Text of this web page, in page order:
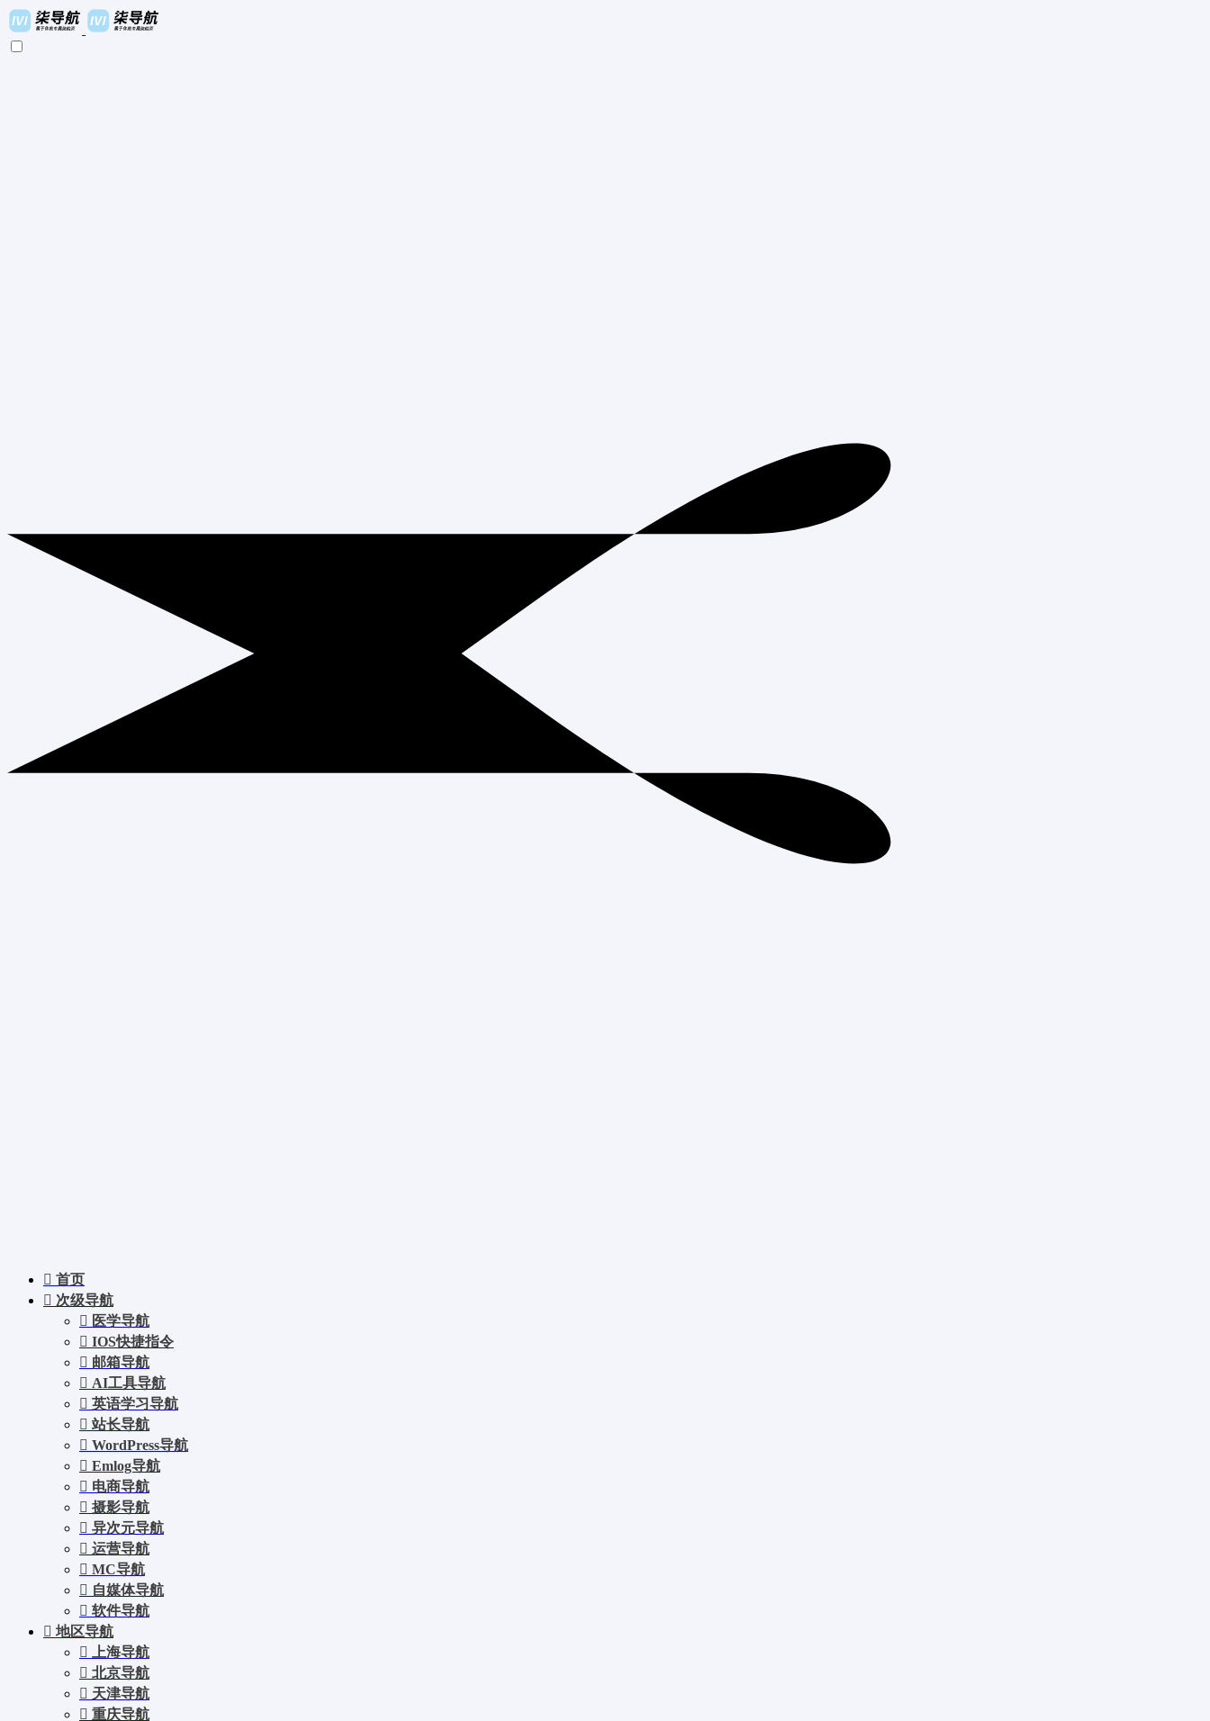
首页
次级导航
医学导航
IOS快捷指令
邮箱导航
AI工具导航
英语学习导航
站长导航
WordPress导航
Emlog导航
电商导航
摄影导航
异次元导航
运营导航
MC导航
自媒体导航
软件导航
地区导航
上海导航
北京导航
天津导航
重庆导航